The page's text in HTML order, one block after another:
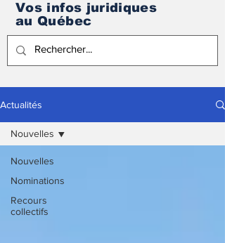
Vos infos juridiques
au Québec
Actualités
Nouvelles
Nominations
Recours
collectifs
Nouvelles